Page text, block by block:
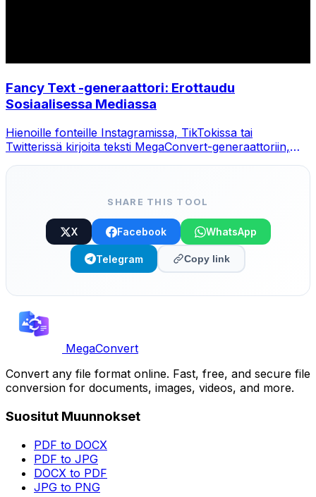
Fancy Text -generaattori: Erottaudu
Sosiaalisessa Mediassa
Hienoille fonteille Instagramissa, TikTokissa tai
Twitterissä kirjoita teksti MegaConvert-generaattoriin,
SHARE THIS TOOL
X Facebook WhatsApp
Telegram Copy link
MegaConvert
Convert any file format online. Fast, free, and secure file
conversion for documents, images, videos, and more.
Suositut Muunnokset
PDF to DOCX
PDF to JPG
DOCX to PDF
JPG to PNG